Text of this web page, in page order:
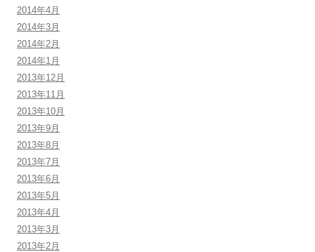
2014年4月
2014年3月
2014年2月
2014年1月
2013年12月
2013年11月
2013年10月
2013年9月
2013年8月
2013年7月
2013年6月
2013年5月
2013年4月
2013年3月
2013年2月